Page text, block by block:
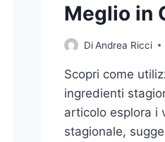
Meglio in
Di Andrea Ricci
Scopri come
ingredienti
articolo esplora i
stagionale,